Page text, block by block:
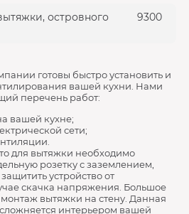
островного
9300
готовы быстро установить и
вашей кухни. Нами
перечень работ:
вашей кухне;
сети;
для вытяжки необходимо
розетку с заземлением,
устройство от
скачка напряжения. Большое
вытяжки на стену. Данная
интерьером вашей